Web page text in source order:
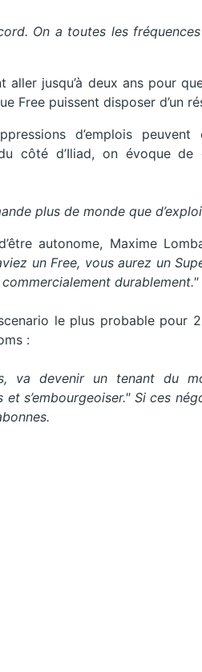
On a toutes les
jusqu’à deux ans pour
Free puissent disposer d’un
d’emplois
côté d’Iliad, on évoque de
plus de monde que
autonome, Maxime
un Free, vous aurez un
durablement."
le plus probable pour
:
devenir un tenant du
s’embourgeoiser." Si ces